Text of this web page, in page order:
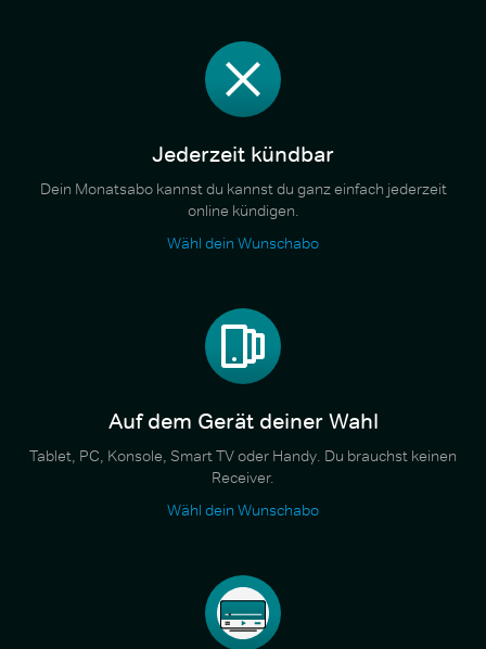
Jederzeit kündbar
Dein Monatsabo kannst du kannst du ganz einfach jederzeit
online kündigen.
Wähl dein Wunschabo
Auf dem Gerät deiner Wahl
Tablet, PC, Konsole, Smart TV oder Handy. Du brauchst keinen
Receiver.
Wähl dein Wunschabo